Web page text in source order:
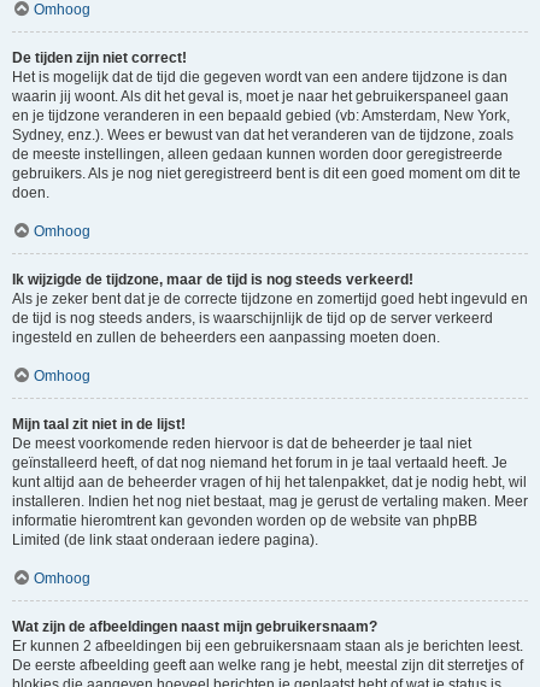
Omhoog
De tijden zijn niet correct!
Het is mogelijk dat de tijd die gegeven wordt van een andere tijdzone is dan
waarin jij woont. Als dit het geval is, moet je naar het gebruikerspaneel gaan
en je tijdzone veranderen in een bepaald gebied (vb: Amsterdam, New York,
Sydney, enz.). Wees er bewust van dat het veranderen van de tijdzone, zoals
de meeste instellingen, alleen gedaan kunnen worden door geregistreerde
gebruikers. Als je nog niet geregistreerd bent is dit een goed moment om dit te
doen.
Omhoog
Ik wijzigde de tijdzone, maar de tijd is nog steeds verkeerd!
Als je zeker bent dat je de correcte tijdzone en zomertijd goed hebt ingevuld en
de tijd is nog steeds anders, is waarschijnlijk de tijd op de server verkeerd
ingesteld en zullen de beheerders een aanpassing moeten doen.
Omhoog
Mijn taal zit niet in de lijst!
De meest voorkomende reden hiervoor is dat de beheerder je taal niet
geïnstalleerd heeft, of dat nog niemand het forum in je taal vertaald heeft. Je
kunt altijd aan de beheerder vragen of hij het talenpakket, dat je nodig hebt, wil
installeren. Indien het nog niet bestaat, mag je gerust de vertaling maken. Meer
informatie hieromtrent kan gevonden worden op de website van phpBB
Limited (de link staat onderaan iedere pagina).
Omhoog
Wat zijn de afbeeldingen naast mijn gebruikersnaam?
Er kunnen 2 afbeeldingen bij een gebruikersnaam staan als je berichten leest.
De eerste afbeelding geeft aan welke rang je hebt, meestal zijn dit sterretjes of